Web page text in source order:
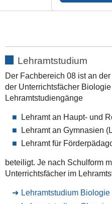
Lehramtstudium
Der Fachbereich 08 ist an
der Unterrichtsfächer
Lehramtstudiengänge
Lehramt an Haupt- und
Lehramt an Gymnasien
Lehramt für
beteiligt. Je nach Schulform
Unterrichtsfächer im
Lehramtstudium Biologie